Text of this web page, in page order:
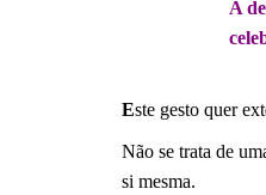
A
Este gesto quer
Não se trata de
si mesma.